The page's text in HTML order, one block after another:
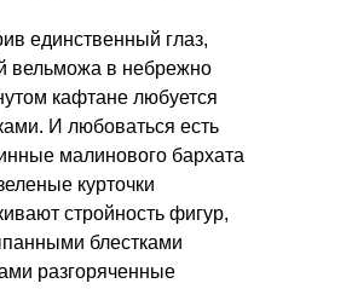
единственный глаз,
вельможа в небрежно
кафтане любуется
И любоваться есть
малинового бархата
курточки
стройность фигур,
блестками
разгоряченные